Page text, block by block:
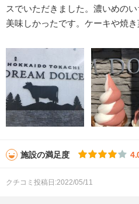
スでいただきました。濃いめの
美味しかったです。ケーキや焼き
施設の満足度
クチコミ投稿日:2022/05/11